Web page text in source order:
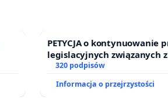
PETYCJA o kontynuowanie
legislacyjnych związanych
prawa rodzinnego
320 podpisów
Informacja o przejrzystości